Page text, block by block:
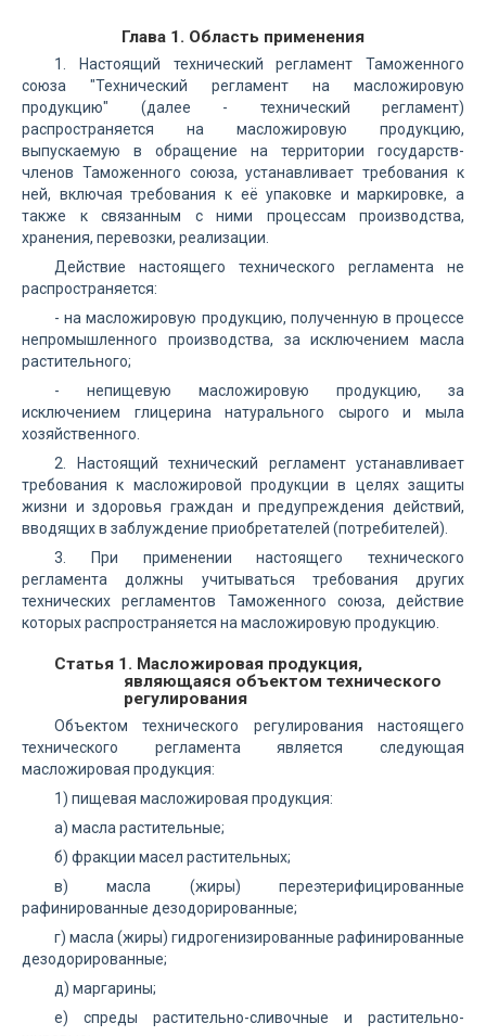
Глава 1. Область применения
1. Настоящий технический регламент Таможенного
союза "Технический регламент на масложировую
продукцию" (далее - технический регламент)
распространяется на масложировую продукцию,
выпускаемую в обращение на территории государств-
членов Таможенного союза, устанавливает требования к
ней, включая требования к её упаковке и маркировке, а
также к связанным с ними процессам производства,
хранения, перевозки, реализации.
Действие настоящего технического регламента не
распространяется:
- на масложировую продукцию, полученную в процессе
непромышленного производства, за исключением масла
растительного;
- непищевую масложировую продукцию, за
исключением глицерина натурального сырого и мыла
хозяйственного.
2. Настоящий технический регламент устанавливает
требования к масложировой продукции в целях защиты
жизни и здоровья граждан и предупреждения действий,
вводящих в заблуждение приобретателей (потребителей).
3. При применении настоящего технического
регламента должны учитываться требования других
технических регламентов Таможенного союза, действие
которых распространяется на масложировую продукцию.
Статья 1. Масложировая продукция,
являющаяся объектом технического
регулирования
Объектом технического регулирования настоящего
технического регламента является следующая
масложировая продукция:
1) пищевая масложировая продукция:
а) масла растительные;
б) фракции масел растительных;
в) масла (жиры) переэтерифицированные
рафинированные дезодорированные;
г) масла (жиры) гидрогенизированные рафинированные
дезодорированные;
д) маргарины;
е) спреды растительно-сливочные и растительно-